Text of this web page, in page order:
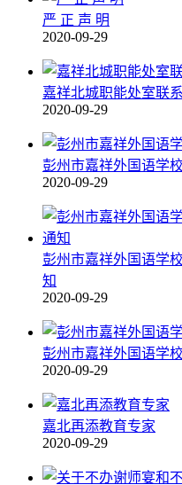
严 正 声 明
2020-09-29
嘉祥北城职能处室联
2020-09-29
彭州市嘉祥外国语学
2020-09-29
彭州市嘉祥外国语学
知
2020-09-29
彭州市嘉祥外国语学
2020-09-29
嘉北再添教育专家
2020-09-29